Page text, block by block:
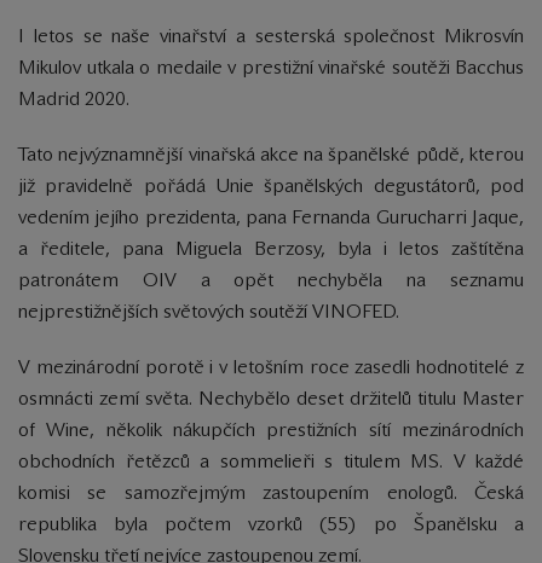
I letos se naše vinařství a sesterská společnost Mikrosvín
Mikulov utkala o medaile v prestižní vinařské soutěži Bacchus
Madrid 2020.
Tato nejvýznamnější vinařská akce na španělské půdě, kterou
již pravidelně pořádá Unie španělských degustátorů, pod
vedením jejího prezidenta, pana Fernanda Gurucharri Jaque,
a ředitele, pana Miguela Berzosy, byla i letos zaštítěna
patronátem OIV a opět nechyběla na seznamu
nejprestižnějších světových soutěží VINOFED.
V mezinárodní porotě i v letošním roce zasedli hodnotitelé z
osmnácti zemí světa. Nechybělo deset držitelů titulu Master
of Wine, několik nákupčích prestižních sítí mezinárodních
obchodních řetězců a sommelieři s titulem MS. V každé
komisi se samozřejmým zastoupením enologů. Česká
republika byla počtem vzorků (55) po Španělsku a
Slovensku třetí nejvíce zastoupenou zemí.